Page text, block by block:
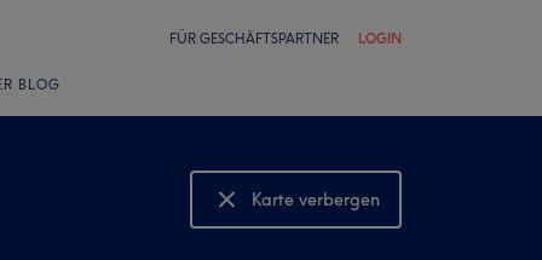
FÜR GESCHÄFTSPARTNER LOGIN
BLOG
Karte verbergen
Karte anzeigen